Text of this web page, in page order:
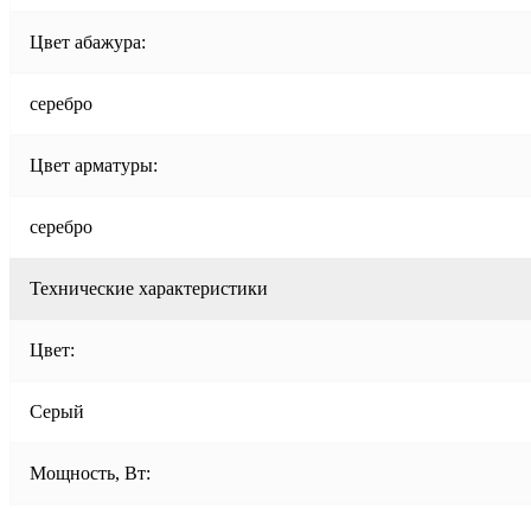
Цвет абажура:
серебро
Цвет арматуры:
серебро
Технические характеристики
Цвет:
Серый
Мощность, Вт: